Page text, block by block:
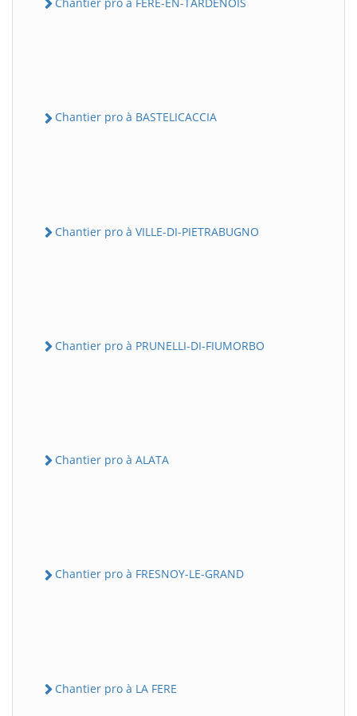
Chantier pro à BASTELICACCIA
Chantier pro à VILLE-DI-PIETRABUGNO
Chantier pro à PRUNELLI-DI-FIUMORBO
Chantier pro à ALATA
Chantier pro à FRESNOY-LE-GRAND
Chantier pro à LA FERE